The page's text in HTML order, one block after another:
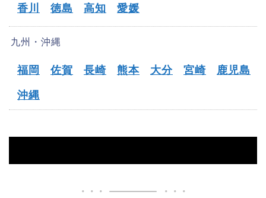
香川 徳島 高知 愛媛
九州・沖縄
福岡 佐賀 長崎 熊本 大分 宮崎 鹿児島
沖縄